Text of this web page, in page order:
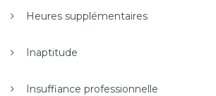
Heures supplémentaires
Inaptitude
Insuffiance professionnelle